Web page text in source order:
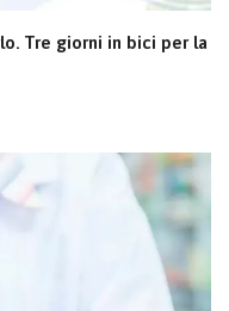
Tre giorni in bici per la